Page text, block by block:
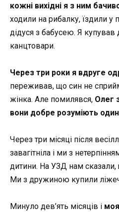
кожні вихідні я з ним
ходили на рибалку, їздили у
дідуся з бабусею. Я купував
канцтовари.
Через три роки я вдруге
переживав, що син не
жінка. Але помилявся, Олег
вони добре розуміють
Через три місяці після
завагітніла і ми з
дитини. На УЗД нам сказали,
Ми з дружиною купили
Минуло дев’ять місяців і